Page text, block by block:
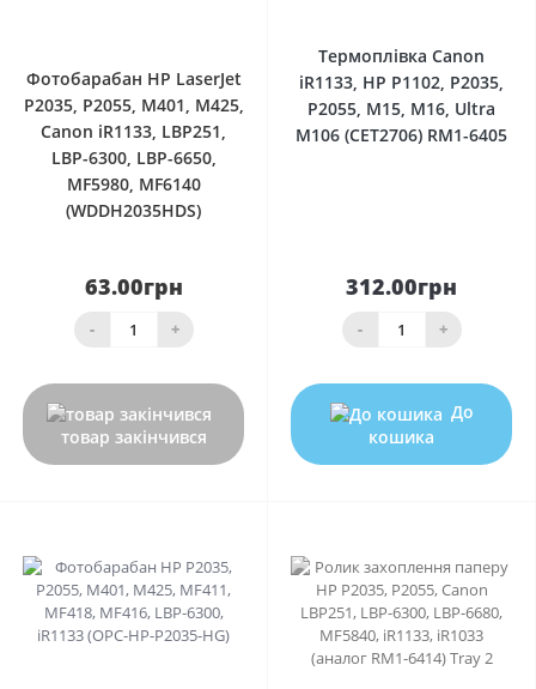
Фотобарабан HP LaserJet
P2035, P2055, M401, M425,
Canon iR1133, LBP251,
LBP-6300, LBP-6650,
MF5980, MF6140
(WDDH2035HDS)
63.00грн
- +
товар закінчився
Термоплівка Canon
iR1133, HP P1102, P2035,
P2055, M15, M16, Ultra
M106 (CET2706) RM1-6405
312.00грн
- +
До
кошика